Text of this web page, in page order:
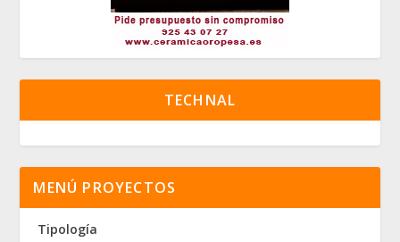
TECHNAL
MENÚ PROYECTOS
Tipología